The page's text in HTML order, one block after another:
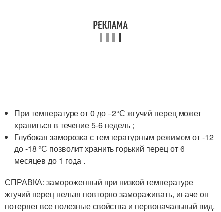
При температуре от 0 до +2°С жгучий перец может
храниться в течение 5-6 недель ;
Глубокая заморозка с температурным режимом от -12
до -18 °С позволит хранить горький перец от 6
месяцев до 1 года .
СПРАВКА: замороженный при низкой температуре
жгучий перец нельзя повторно замораживать, иначе он
потеряет все полезные свойства и первоначальный вид.